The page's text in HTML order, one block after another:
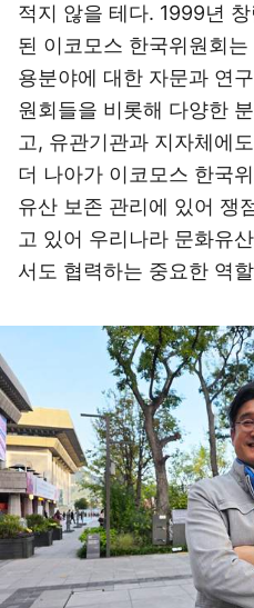
적지 않을 테다. 1999년
된 이코모스 한국위원회는
용분야에 대한 자문과 연
원회들을 비롯해 다양한
고, 유관기관과 지자체에
더 나아가 이코모스 한국
유산 보존 관리에 있어 쟁
고 있어 우리나라 문화유
서도 협력하는 중요한 역